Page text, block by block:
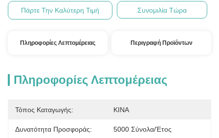
Πάρτε Την Καλύτερη Τιμή Συνομιλία Τώρα
Πληροφορίες Λεπτομέρειας Περιγραφή Προϊόντων
Πληροφορίες Λεπτομέρειας
Τόπος Καταγωγής: ΚΙΝΑ
Δυνατότητα Προσφοράς: 5000 Σύνολα/έτος